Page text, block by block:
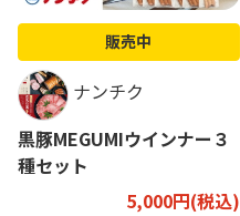
販売中
ナンチク
黒豚MEGUMIウインナー３
種セット
5,000円(税込)